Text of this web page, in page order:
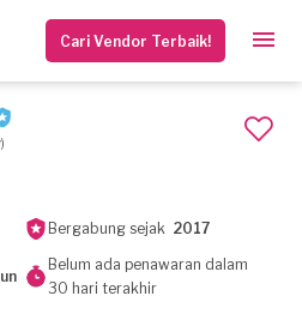
Cari Vendor Terbaik!
Bergabung sejak 2017
Belum ada penawaran dalam
30 hari terakhir